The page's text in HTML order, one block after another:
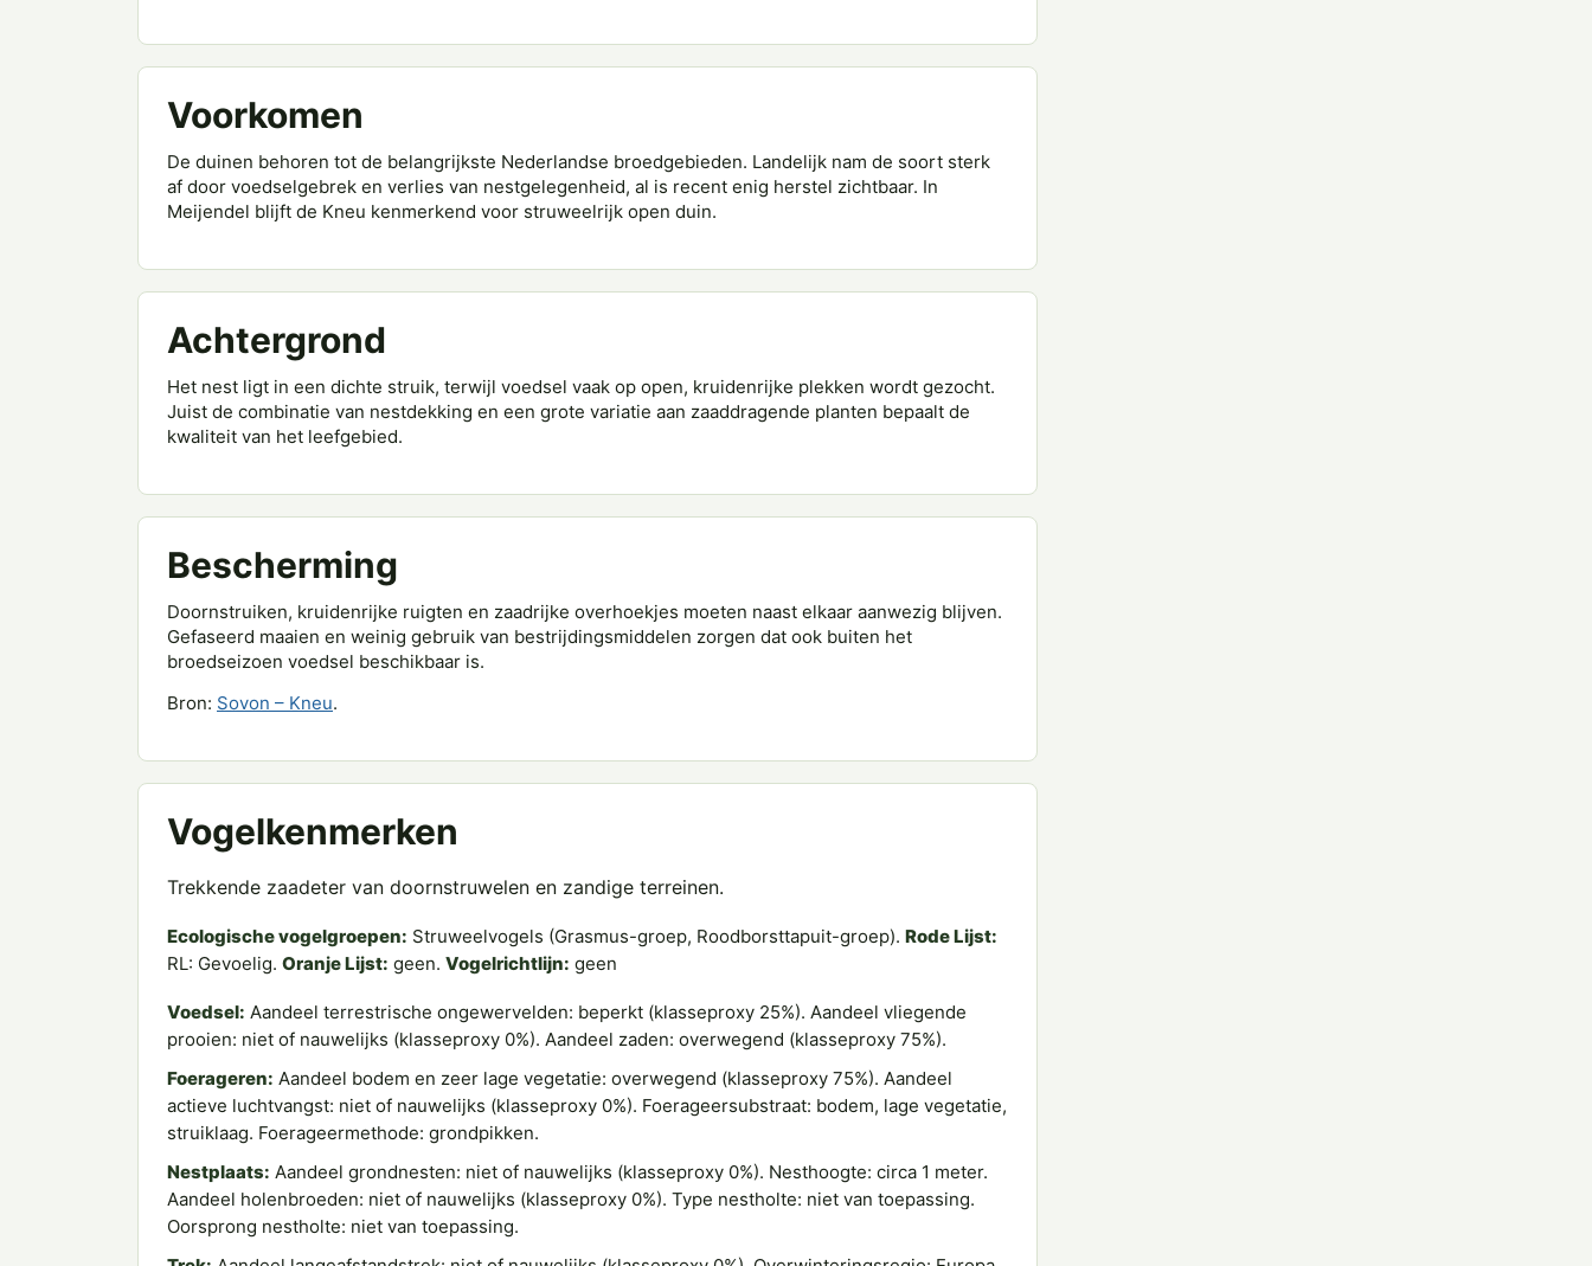
Voorkomen
De duinen behoren tot de belangrijkste Nederlandse broedgebieden. Landelijk nam de soort sterk
af door voedselgebrek en verlies van nestgelegenheid, al is recent enig herstel zichtbaar. In
Meijendel blijft de Kneu kenmerkend voor struweelrijk open duin.
Achtergrond
Het nest ligt in een dichte struik, terwijl voedsel vaak op open, kruidenrijke plekken wordt gezocht.
Juist de combinatie van nestdekking en een grote variatie aan zaaddragende planten bepaalt de
kwaliteit van het leefgebied.
Bescherming
Doornstruiken, kruidenrijke ruigten en zaadrijke overhoekjes moeten naast elkaar aanwezig blijven.
Gefaseerd maaien en weinig gebruik van bestrijdingsmiddelen zorgen dat ook buiten het
broedseizoen voedsel beschikbaar is.
Bron: Sovon – Kneu.
Vogelkenmerken
Trekkende zaadeter van doornstruwelen en zandige terreinen.
Ecologische vogelgroepen: Struweelvogels (Grasmus-groep, Roodborsttapuit-groep). Rode Lijst:
RL: Gevoelig. Oranje Lijst: geen. Vogelrichtlijn: geen
Voedsel: Aandeel terrestrische ongewervelden: beperkt (klasseproxy 25%). Aandeel vliegende
prooien: niet of nauwelijks (klasseproxy 0%). Aandeel zaden: overwegend (klasseproxy 75%).
Foerageren: Aandeel bodem en zeer lage vegetatie: overwegend (klasseproxy 75%). Aandeel
actieve luchtvangst: niet of nauwelijks (klasseproxy 0%). Foerageersubstraat: bodem, lage vegetatie,
struiklaag. Foerageermethode: grondpikken.
Nestplaats: Aandeel grondnesten: niet of nauwelijks (klasseproxy 0%). Nesthoogte: circa 1 meter.
Aandeel holenbroeden: niet of nauwelijks (klasseproxy 0%). Type nestholte: niet van toepassing.
Oorsprong nestholte: niet van toepassing.